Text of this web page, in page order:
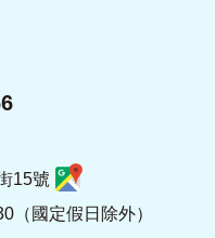
15號
（國定假日除外）